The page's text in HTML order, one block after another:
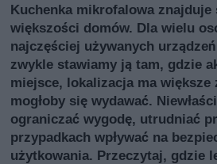
Kuchenka mikrofalowa znajduje
większości domów. Dla wielu
najczęściej używanych
zwykle stawiamy ją tam, gdzie
miejsce, lokalizacja ma większe
mogłoby się wydawać.
ograniczać wygodę, utrudniać
przypadkach wpływać na
użytkowania. Przeczytaj, gdzie